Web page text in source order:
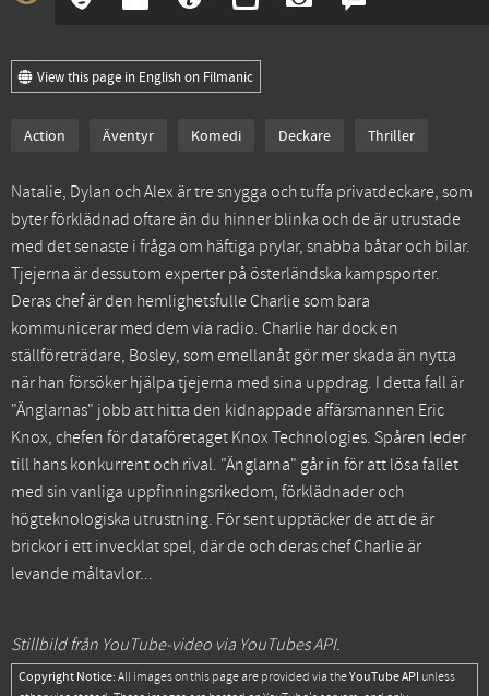
View this page in English on Filmanic
Action Äventyr Komedi Deckare Thriller
Natalie, Dylan och Alex är tre snygga och tuffa privatdeckare, som
byter förklädnad oftare än du hinner blinka och de är utrustade
med det senaste i fråga om häftiga prylar, snabba båtar och bilar.
Tjejerna är dessutom experter på österländska kampsporter.
Deras chef är den hemlighetsfulle Charlie som bara
kommunicerar med dem via radio. Charlie har dock en
ställföreträdare, Bosley, som emellanåt gör mer skada än nytta
när han försöker hjälpa tjejerna med sina uppdrag. I detta fall är
"Änglarnas" jobb att hitta den kidnappade affärsmannen Eric
Knox, chefen för dataföretaget Knox Technologies. Spåren leder
till hans konkurrent och rival. "Änglarna" går in för att lösa fallet
med sin vanliga uppfinningsrikedom, förklädnader och
högteknologiska utrustning. För sent upptäcker de att de är
brickor i ett invecklat spel, där de och deras chef Charlie är
levande måltavlor...
Stillbild från YouTube-video via YouTubes API.
Copyright Notice: All images on this page are provided via theYouTube API unless